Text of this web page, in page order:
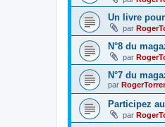
Un livre
par
N°8 du
par
N°7 du
par
Participez
par